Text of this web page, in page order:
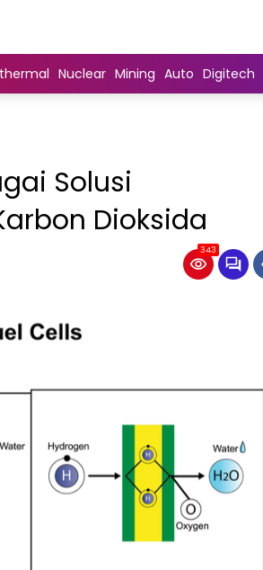
Nuclear Mining Auto Digitech
Solusi
Dioksida
343